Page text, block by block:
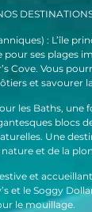
: L’île
pour ses plages
Cove. Vous
et savourer
les Baths,
blocs
Une
et de la
et
et le Soggy
le mouillage.